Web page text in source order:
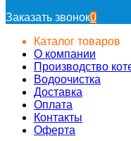
Заказать звонок0
Каталог товаров
О компании
Производство
Водоочистка
Доставка
Оплата
Контакты
Оферта